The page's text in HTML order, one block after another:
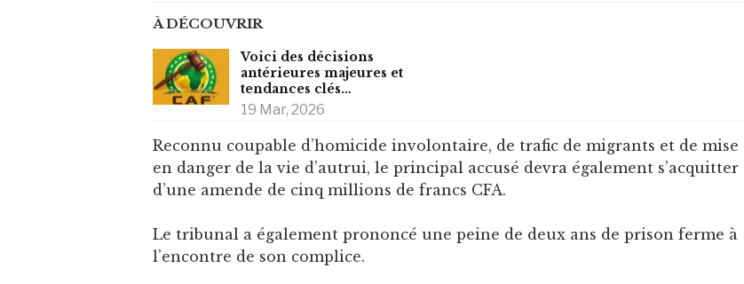
À DÉCOUVRIR
Voici des décisions
antérieures majeures et
tendances clés…
19 Mar, 2026
Reconnu coupable d’homicide involontaire, de trafic de migrants et de mise
en danger de la vie d’autrui, le principal accusé devra également s’acquitter
d’une amende de cinq millions de francs CFA.
Le tribunal a également prononcé une peine de deux ans de prison ferme à
l’encontre de son complice.